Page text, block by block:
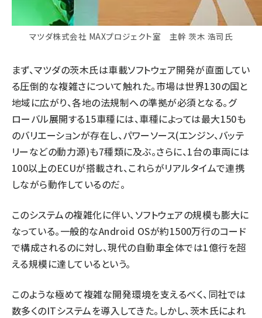
マツダ株式会社 MAXプロジェクト室 主幹 茨木 浩司氏
まず、マツダの茨木氏は車載ソフトウェア開発が直面してい
る圧倒的な複雑さについて触れた。市場は世界130の国と
地域に広がり、各地の法規制への準拠が必須となる。グ
ローバル展開する15車種には、車種によっては最大150も
のバリエーションが存在し、パワーソース(エンジン、バッテ
リーなどの動力源)も7種類に及ぶ。さらに、1台の車両には
100以上のECUが搭載され、これらがリアルタイムで連携
しながら動作しているのだ。
このシステムの複雑化に伴い、ソフトウェアの規模も膨大に
なっている。一般的なAndroid OSが約1500万行のコード
で構成されるのに対し、現代の自動車全体では1億行を超
える規模に達しているという。
このような極めて複雑な開発環境を支えるべく、同社では
数多くのITシステムを導入してきた。しかし、茨木氏によれ